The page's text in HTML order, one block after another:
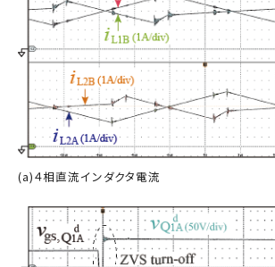
(a)４相直流インダクタ電流